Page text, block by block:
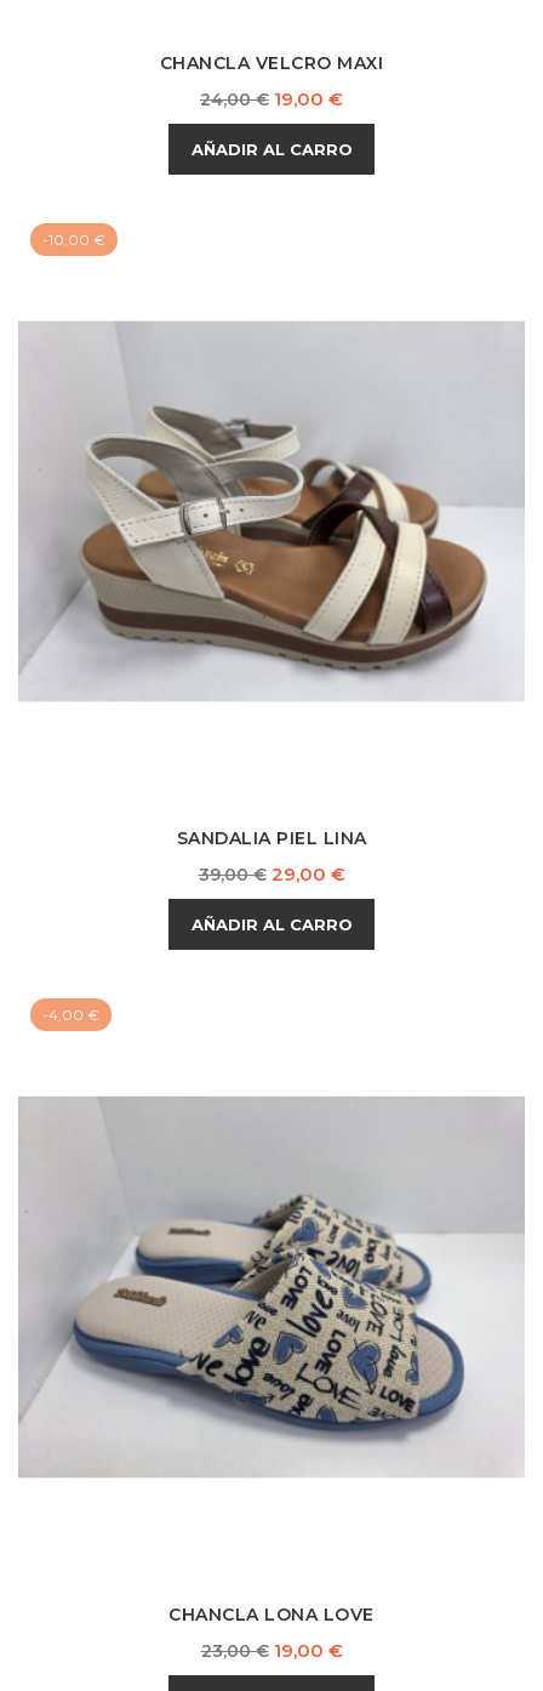
CHANCLA VELCRO MAXI
Precio
base
24,00 € Precio
19,00 €
AÑADIR AL CARRO
-10,00 €
SANDALIA PIEL LINA
Precio
base
39,00 € Precio
29,00 €
AÑADIR AL CARRO
-4,00 €
CHANCLA LONA LOVE
Precio
base
23,00 € Precio
19,00 €